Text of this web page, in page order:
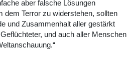
aber falsche Lösungen
dem Terror zu widerstehen, sollten
und Zusammenhalt aller gestärkt
und auch aller Menschen